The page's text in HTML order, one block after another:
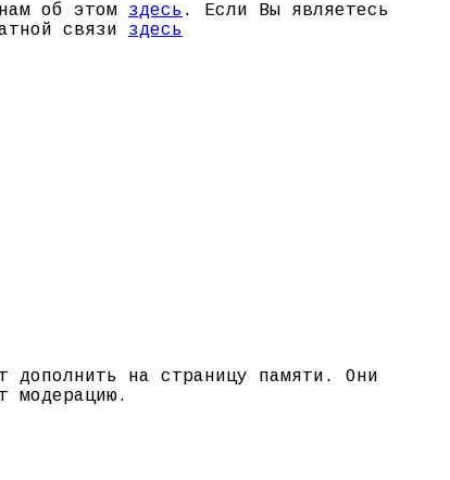
об этом здесь . Если Вы являетесь
связи здесь
дополнить на страницу памяти. Они
модерацию.